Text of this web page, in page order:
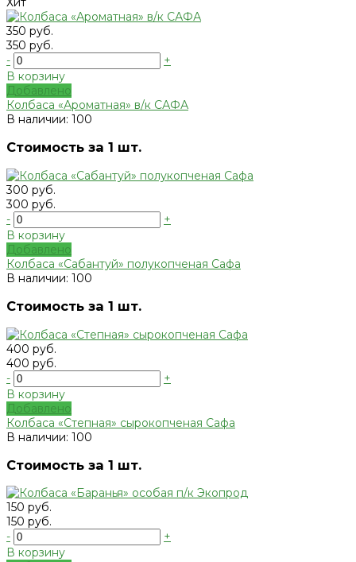
350 руб.
350 руб.
-
+
В корзину
Добавлено
Колбаса «Ароматная» в/к САФА
В наличии: 100
Стоимость за 1 шт.
300 руб.
300 руб.
-
+
В корзину
Добавлено
Колбаса «Сабантуй» полукопченая Сафа
В наличии: 100
Стоимость за 1 шт.
400 руб.
400 руб.
-
+
В корзину
Добавлено
Колбаса «Степная» сырокопченая Сафа
В наличии: 100
Стоимость за 1 шт.
150 руб.
150 руб.
-
+
В корзину